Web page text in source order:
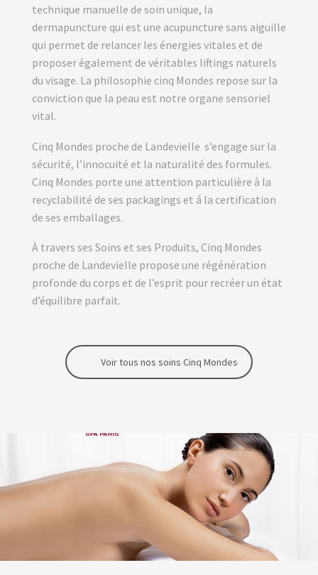
technique manuelle de soin unique, la
dermapuncture qui est une acupuncture sans aiguille
qui permet de relancer les énergies vitales et de
proposer également de véritables liftings naturels
du visage. La philosophie cinq Mondes repose sur la
conviction que la peau est notre organe sensoriel
vital.
Cinq Mondes proche de Landevielle s’engage sur la
sécurité, l’innocuité et la naturalité des formules.
Cinq Mondes porte une attention particulière à la
recyclabilité de ses packagings et á la certification
de ses emballages.
À travers ses Soins et ses Produits, Cinq Mondes
proche de Landevielle propose une régénération
profonde du corps et de l’esprit pour recréer un état
d’équilibre parfait.
Voir tous nos soins Cinq Mondes